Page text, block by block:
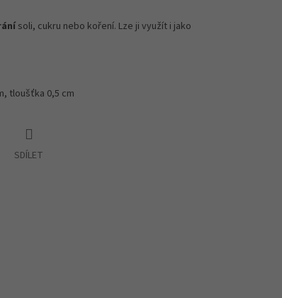
soli, cukru nebo koření. Lze ji využít i jako
tloušťka 0,5 cm
SDÍLET